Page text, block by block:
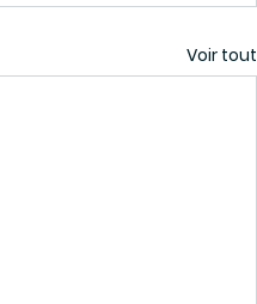
Voir tout